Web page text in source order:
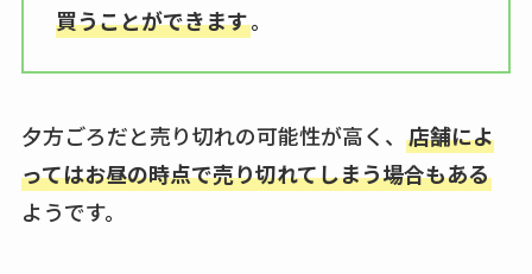
買うことができます。
夕方ごろだと売り切れの可能性が高く、 店舗によ
ってはお昼の時点で売り切れてしまう場合もある
ようです。